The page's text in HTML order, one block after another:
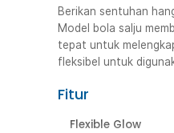
Berikan sentuhan
Model bola salju
tepat untuk
fleksibel untuk
Fitur
Flexible Glow